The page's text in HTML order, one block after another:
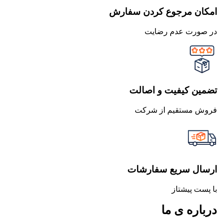
امکان مرجوع کردن سفارش
در صورت عدم رضایت
تضمین کیفیت و اصالت
فروش مستقیم از شرکت
ارسال سریع سفارشات
با پست پیشتاز
درباره ی ما